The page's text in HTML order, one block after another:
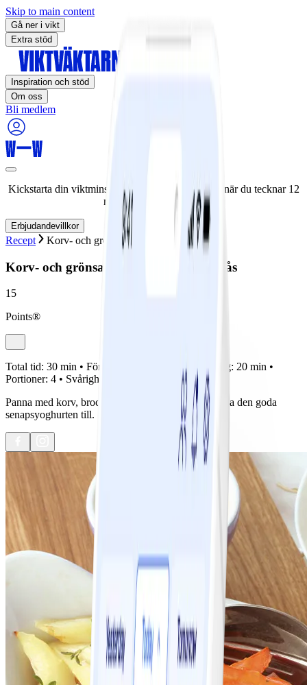
Skip to main content
Gå ner i vikt
Extra stöd
Inspiration och stöd
Om oss
Bli medlem
Kickstarta din viktminskningsresa nu! Spara 50% när du tecknar 12
månaders medlemskap.
Erbjudandevillkor
Recept Korv- och grönsakspanna med senapssås
Korv- och grönsakspanna med senapssås
15
Points®
Total tid: 30 min • Förberedelse: 10 min • Tillagning: 20 min •
Portioner: 4 • Svårighetsgrad:
Panna med korv, broccoli och paprika. Servera gärna den goda
senapsyoghurten till.